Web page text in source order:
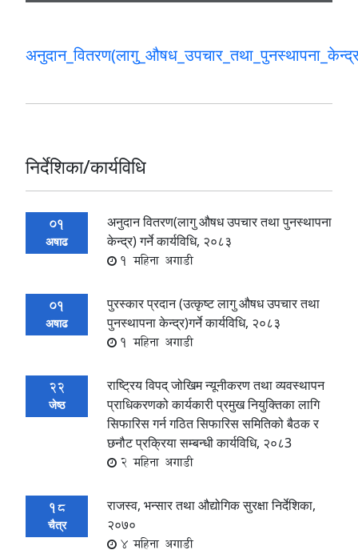
निर्देशिका/कार्यविधि
01
अषाढ
अनुदान वितरण(लागु औषध उपचार तथा पुनस्थापना
केन्द्र) गर्ने कार्यविधि, २०८३
1 महिना अगाडी
01
अषाढ
पुरस्कार प्रदान (उत्कृष्ट लागु औषध उपचार तथा
पुनस्थापना केन्द्र)गर्ने कार्यविधि, २०८३
1 महिना अगाडी
22
जेष्ठ
राष्ट्रिय विपद् जोखिम न्यूनीकरण तथा व्यवस्थापन
प्राधिकरणको कार्यकारी प्रमुख नियुक्तिका लागि
सिफारिस गर्न गठित सिफारिस समितिको बैठक र
छनौट प्रक्रिया सम्बन्धी कार्यविधि, २०८3
2 महिना अगाडी
18
चैत्र
राजस्व, भन्सार तथा औद्योगिक सुरक्षा निर्देशिका,
२०७०
4 महिना अगाडी